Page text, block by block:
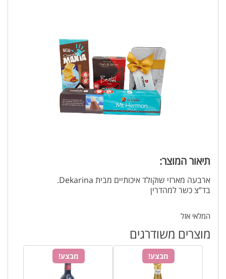
תיאור המוצר:
ארבעה מארזי שוקולד איכותיים מבית Dekarina.
בד”צ כשר למהדרין
המלאי אזל
מוצרים משודרגים
מבצע! מבצע!